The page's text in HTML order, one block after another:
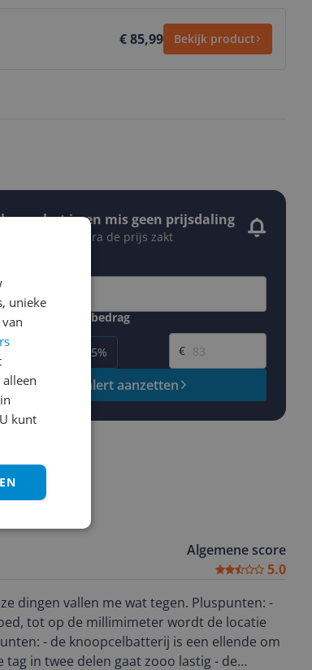
€ 85,99 Bekijk product
een alert in en mis geen prijsdaling
een seintje zodra de prijs zakt
daling of bedrag
-15%
Gewenste prijs
€
Prijsalert aanzetten
Algemene score
5.0
vallen me wat tegen. Pluspunten: -
tot op de millimimeter wordt de locatie
- de knoopcelbatterij is een ellende om
in twee delen gaat zooo lastig - de
unieke
kunt